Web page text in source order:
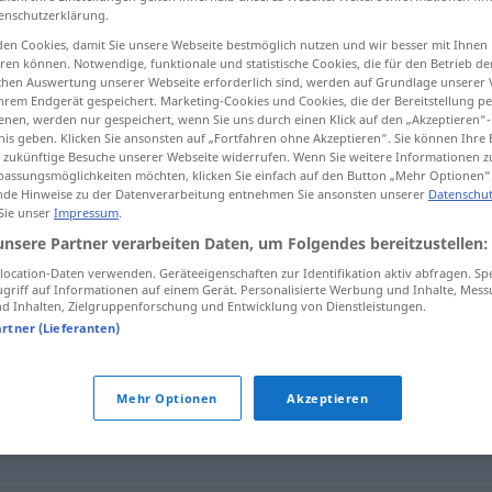
Kernkompetenz
Cookies, damit Sie unsere Webseite bestmöglich nutzen und wir besser mit Ihnen
können. Notwendige, funktionale und statistische Cookies, die für den Betrieb
Auswertung unserer Webseite erforderlich sind, werden auf Grundlage unserer
Endgerät gespeichert. Marketing-Cookies und Cookies, die der Bereitstellung
werden nur gespeichert, wenn Sie uns durch einen Klick auf den
geben. Klicken Sie ansonsten auf „Fortfahren ohne Akzeptieren“. Sie können
Besuche unserer Webseite widerrufen. Wenn Sie weitere Informationen
möchten, klicken Sie einfach auf den Button „Mehr
Hinweise zu der Datenverarbeitung entnehmen Sie ansonsten unserer
unser Impressum.
Partner verarbeiten Daten, um Folgendes bereitzustellen:
Daten verwenden. Geräteeigenschaften zur Identifikation aktiv abfragen.
auf Informationen auf einem Gerät. Personalisierte Werbung und Inhalte,
Inhalten, Zielgruppenforschung und Entwicklung von Dienstleistungen.
(Lieferanten)
Mehr Optionen Akzeptieren